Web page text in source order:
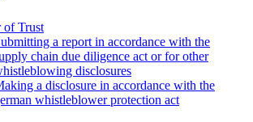
of Trust
a report in accordance with the
chain due diligence act or for other
disclosures
a disclosure in accordance with the
whistleblower protection act